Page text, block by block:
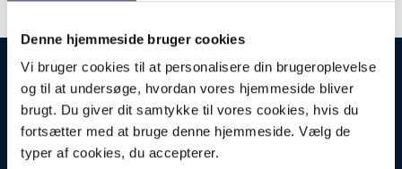
Denne hjemmeside bruger cookies
Vi bruger cookies til at personalisere din brugeroplevelse
og til at undersøge, hvordan vores hjemmeside bliver
brugt. Du giver dit samtykke til vores cookies, hvis du
fortsætter med at bruge denne hjemmeside. Vælg de
typer af cookies, du accepterer.
INFORMATIONER
Fortrydelsesret
Firma profil
Kontakt os
Betingelser & Vilkår
Loyalitetsrabat. Rabat til faste kunder